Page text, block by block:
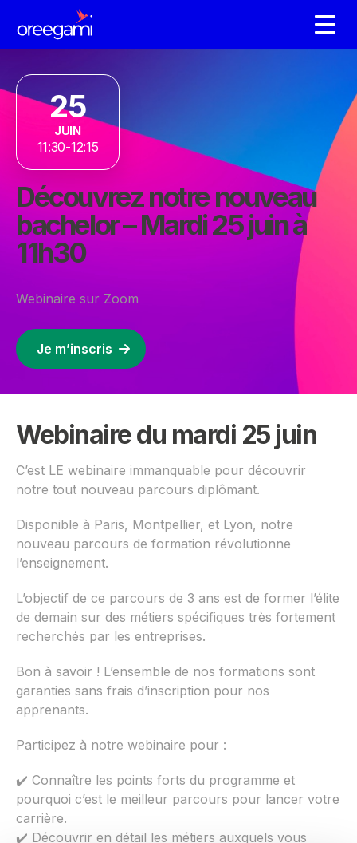
25
JUIN
11:30-12:15
Découvrez notre nouveau
bachelor – Mardi 25 juin à
11h30
Webinaire sur Zoom
Je m’inscris
Webinaire du mardi 25 juin
C’est LE webinaire immanquable pour découvrir
notre tout nouveau parcours diplômant.
Disponible à Paris, Montpellier, et Lyon, notre
nouveau parcours de formation révolutionne
l’enseignement.
L’objectif de ce parcours de 3 ans est de former l’élite
de demain sur des métiers spécifiques très fortement
recherchés par les entreprises.
Bon à savoir ! L’ensemble de nos formations sont
garanties sans frais d’inscription pour nos
apprenants.
Participez à notre webinaire pour :
✔️ Connaître les points forts du programme et
pourquoi c’est le meilleur parcours pour lancer votre
carrière.
✔️ Découvrir en détail les métiers auxquels vous